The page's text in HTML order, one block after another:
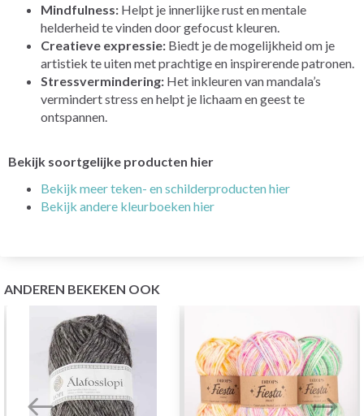
Mindfulness: Helpt je innerlijke rust en mentale
helderheid te vinden door gefocust kleuren.
Creatieve expressie: Biedt je de mogelijkheid om je
artistiek te uiten met prachtige en inspirerende patronen.
Stressvermindering: Het inkleuren van mandala’s
vermindert stress en helpt je lichaam en geest te
ontspannen.
Bekijk soortgelijke producten hier
Bekijk meer teken- en schilderproducten hier
Bekijk andere kleurboeken hier
ANDEREN BEKEKEN OOK